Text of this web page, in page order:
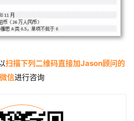
扫描下列二维码直接加Jason顾问的
微信进行咨询